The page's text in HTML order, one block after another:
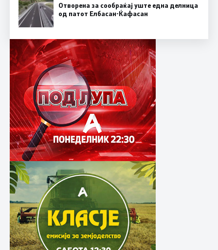
Отворена за сообраќај уште една делница
од патот Елбасан-Ќафасан